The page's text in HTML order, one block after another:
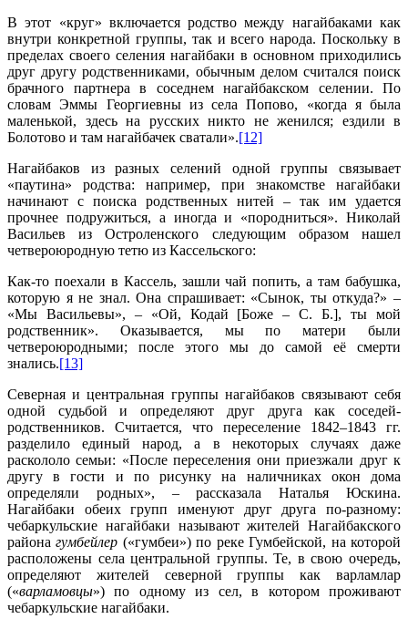
В этот «круг» включается родство между нагайбаками как
внутри конкретной группы, так и всего народа. Поскольку в
пределах своего селения нагайбаки в основном приходились
друг другу родственниками, обычным делом считался поиск
брачного партнера в соседнем нагайбакском селении. По
словам Эммы Георгиевны из села Попово, «когда я была
маленькой, здесь на русских никто не женился; ездили в
Болотово и там нагайбачек сватали».[12]
Нагайбаков из разных селений одной группы связывает
«паутина» родства: например, при знакомстве нагайбаки
начинают с поиска родственных нитей – так им удается
прочнее подружиться, а иногда и «породниться». Николай
Васильев из Остроленского следующим образом нашел
четвероюродную тетю из Кассельского:
Как-то поехали в Кассель, зашли чай попить, а там бабушка,
которую я не знал. Она спрашивает: «Сынок, ты откуда?» –
«Мы Васильевы», – «Ой, Кодай [Боже – С. Б.], ты мой
родственник». Оказывается, мы по матери были
четвероюродными; после этого мы до самой её смерти
знались.[13]
Северная и центральная группы нагайбаков связывают себя
одной судьбой и определяют друг друга как соседей-
родственников. Считается, что переселение 1842–1843 гг.
разделило единый народ, а в некоторых случаях даже
раскололо семьи: «После переселения они приезжали друг к
другу в гости и по рисунку на наличниках окон дома
определяли родных», – рассказала Наталья Юскина.
Нагайбаки обеих групп именуют друг друга по-разному:
чебаркульские нагайбаки называют жителей Нагайбакского
районагумбейлер («гумбеи») по реке Гумбейской, на которой
расположены села центральной группы. Те, в свою очередь,
определяют жителей северной группы как варламлар
(«варламовцы») по одному из сел, в котором проживают
чебаркульские нагайбаки.